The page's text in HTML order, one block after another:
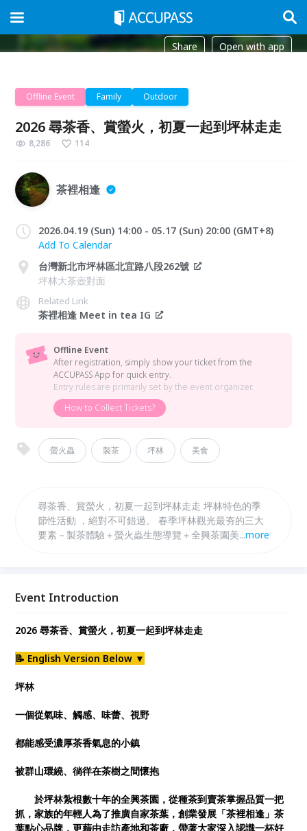
Share Open with app
Offline Event Family Outdoor
2026 尋茶香、賞螢火，初夏一起到坪林走走
8,286 114
茶裡相逢
2026.04.19 (Sun) 14:00 - 05.17 (Sun) 20:00 (GMT+8)
Add To Calendar
台灣新北市坪林區北宜路八段262號
坪林大茶壺對面
Related Link
茶裡相逢 Meet in tea IG
Offline Event
After registration, simply show your ticket from the
ACCUPASS App for quick entry.
Entry rules are primarily set by the event organizer.
How to Collect Tickets?
螢火蟲 製茶 坪林 美食
尋茶香、賞螢火，初夏一起到坪林走走 坪林特色的季
節性活動 ，絕對不可錯過。 春季坪林觀光最夯的三大
要素－製茶體驗＋螢火蟲生態導覽＋全興茶園美食饗
...more
Event Introduction
2026 尋茶香、賞螢火，初夏一起到坪林走走
📝 English Version Below ▼
坪林
一個從氣味、觸感、味蕾、視野
都能感受濃厚茶香氣息的小鎮
被群山環繞、徜徉在茶樹之間懷抱
於坪林紮根數十年的全興茶園，從種茶到賣茶掌握品質一把
抓，家族的年輕人為了推廣自家茶葉，創業發展「茶裡相逢」茶
葉點心品牌，更藉由走訪產地和茶廠，帶著大家深入認識一杯好